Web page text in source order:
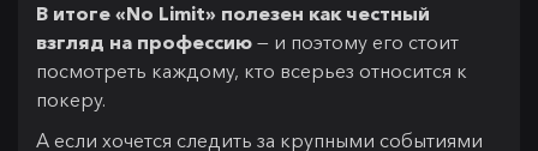
В итоге «No Limit» полезен как честный
взгляд на профессию — и поэтому его стоит
посмотреть каждому, кто всерьез относится к
покеру.
А если хочется следить за крупными событиями